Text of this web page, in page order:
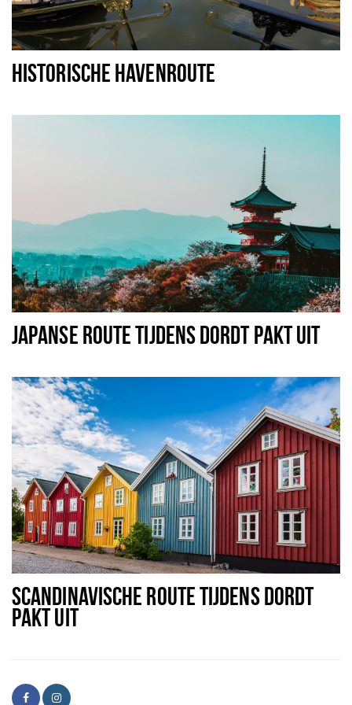
HISTORISCHE HAVENROUTE
JAPANSE ROUTE TIJDENS DORDT PAKT UIT
SCANDINAVISCHE ROUTE TIJDENS DORDT
PAKT UIT